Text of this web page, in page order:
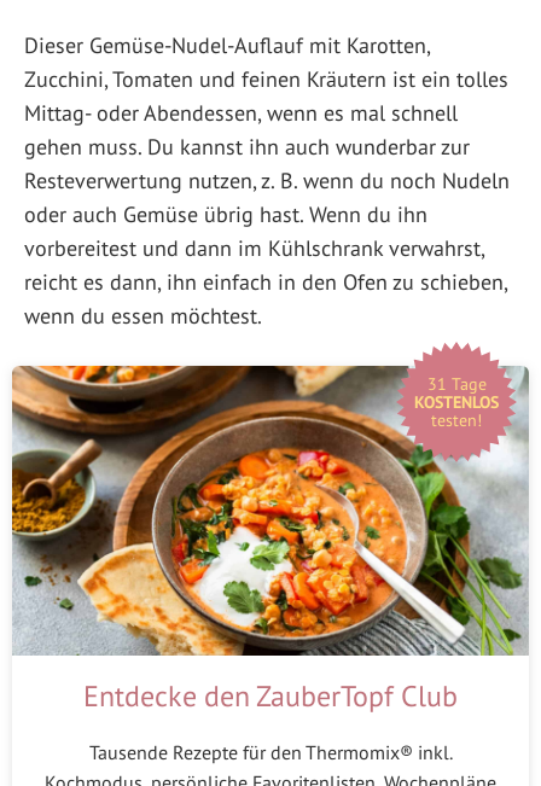
Dieser Gemüse-Nudel-Auflauf mit Karotten,
Zucchini, Tomaten und feinen Kräutern ist ein tolles
Mittag- oder Abendessen, wenn es mal schnell
gehen muss. Du kannst ihn auch wunderbar zur
Resteverwertung nutzen, z. B. wenn du noch Nudeln
oder auch Gemüse übrig hast. Wenn du ihn
vorbereitest und dann im Kühlschrank verwahrst,
reicht es dann, ihn einfach in den Ofen zu schieben,
wenn du essen möchtest.
31 Tage
KOSTENLOS
testen!
Entdecke den ZauberTopf Club
Tausende Rezepte für den Thermomix® inkl.